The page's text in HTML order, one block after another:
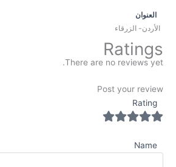
العنوان
الأردن- الزرقاء
Ratings
There are no reviews yet.
Post your review
Rating
Name